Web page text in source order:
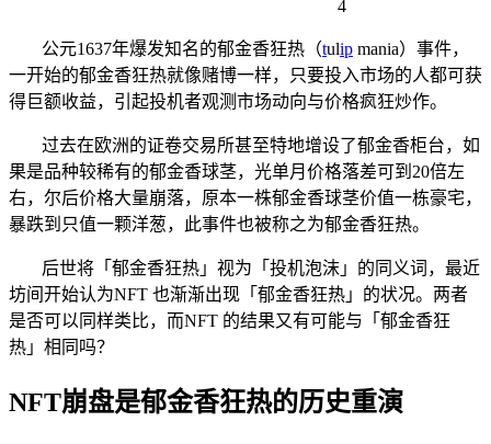
4
公元1637年爆发知名的郁金香狂热（tulip mania）事件，
一开始的郁金香狂热就像赌博一样，只要投入市场的人都可获
得巨额收益，引起投机者观测市场动向与价格疯狂炒作。
过去在欧洲的证卷交易所甚至特地增设了郁金香柜台，如
果是品种较稀有的郁金香球茎，光单月价格落差可到20倍左
右，尔后价格大量崩落，原本一株郁金香球茎价值一栋豪宅，
暴跌到只值一颗洋葱，此事件也被称之为郁金香狂热。
后世将「郁金香狂热」视为「投机泡沫」的同义词，最近
坊间开始认为NFT 也渐渐出现「郁金香狂热」的状况。两者
是否可以同样类比，而NFT 的结果又有可能与「郁金香狂
热」相同吗？
NFT崩盘是郁金香狂热的历史重演